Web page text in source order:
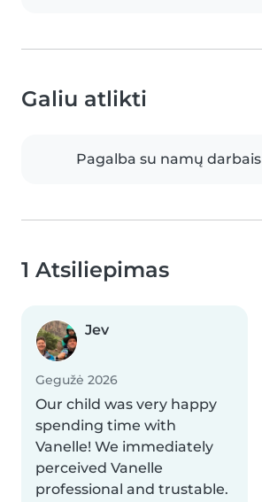
Galiu atlikti
Pagalba su namų darbais
1 Atsiliepimas
Jev
Gegužė 2026
Our child was very happy
spending time with
Vanelle! We immediately
perceived Vanelle
professional and trustable.